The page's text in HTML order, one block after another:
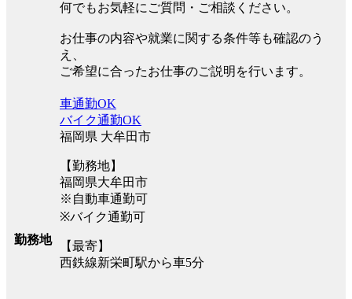
何でもお気軽にご質問・ご相談ください。
お仕事の内容や就業に関する条件等も確認のう
え、
ご希望に合ったお仕事のご説明を行います。
勤務地
車通勤OK
バイク通勤OK
福岡県 大牟田市
【勤務地】
福岡県大牟田市
※自動車通勤可
※バイク通勤可
【最寄】
西鉄線新栄町駅から車5分